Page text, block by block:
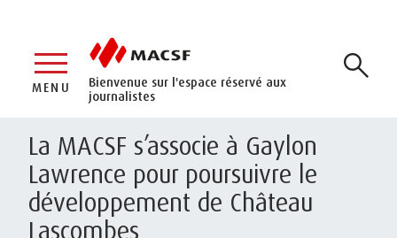
Bienvenue sur l'espace réservé aux
journalistes
MENU
La MACSF s’associe à Gaylon
Lawrence pour poursuivre le
développement de Château
Lascombes